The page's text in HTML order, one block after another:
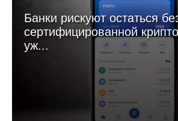
Банки рискуют остаться
сертифицированной
уж...